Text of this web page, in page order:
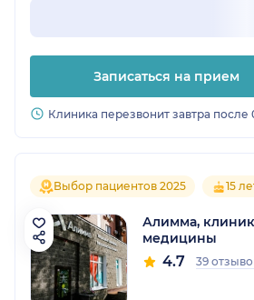
Записаться на прием
Клиника перезвонит завтра после
Выбор пациентов 2025 15
Алимма,
медицины
4.7 39